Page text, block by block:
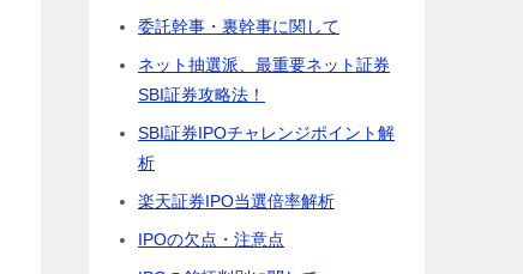
委託幹事・裏幹事に関して
ネット抽選派、最重要ネット証券
SBI証券攻略法！
SBI証券IPOチャレンジポイント解
析
楽天証券IPO当選倍率解析
IPOの欠点・注意点